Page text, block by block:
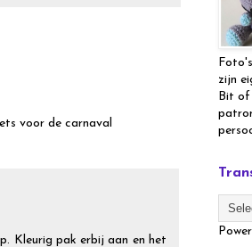
voor de carnaval
Kleurig pak erbij aan en het
zijn
Bit of